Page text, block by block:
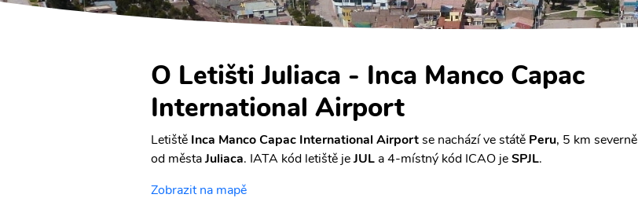
O Letišti Juliaca - Inca Manco Capac
International Airport
Letiště Inca Manco Capac International Airportse nachází ve státě Peru, 5 km severně
od městaJuliaca. IATA kód letiště jeJUL a 4-místný kód ICAO jeSPJL.
Zobrazit na mapě